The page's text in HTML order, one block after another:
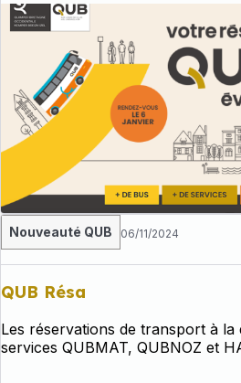
Nouveauté QUB 06/11/2024
QUB Résa
Les réservations de transport à la
services QUBMAT, QUBNOZ et